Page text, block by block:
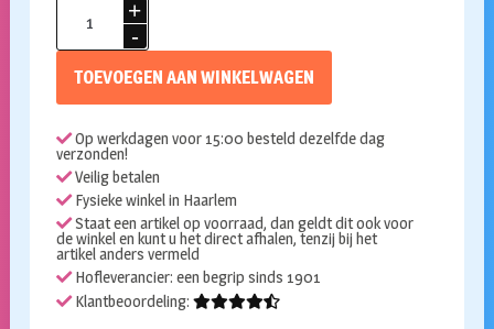
aantal
TOEVOEGEN AAN WINKELWAGEN
Op werkdagen voor 15:00 besteld dezelfde dag
verzonden!
Veilig betalen
Fysieke winkel in Haarlem
Staat een artikel op voorraad, dan geldt dit ook voor
de winkel en kunt u het direct afhalen, tenzij bij het
artikel anders vermeld
Hofleverancier: een begrip sinds 1901
Klantbeoordeling: